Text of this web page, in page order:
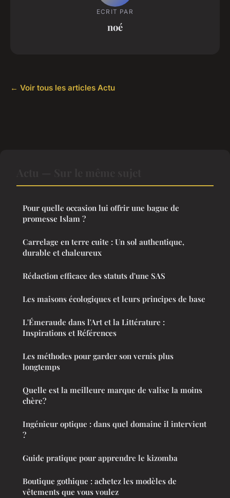
ECRIT PAR
noé
← Voir tous les articles Actu
Pour quelle occasion lui offrir une bague de
promesse Islam ?
Carrelage en terre cuite : Un sol authentique,
durable et chaleureux
Rédaction efficace des statuts d'une SAS
Les maisons écologiques et leurs principes de base
L'Émeraude dans l'Art et la Littérature :
Inspirations et Références
Les méthodes pour garder son vernis plus
longtemps
Quelle est la meilleure marque de valise la moins
chère?
Ingénieur optique : dans quel domaine il intervient
?
Guide pratique pour apprendre le kizomba
Boutique gothique : achetez les modèles de
vêtements que vous voulez